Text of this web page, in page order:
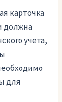
карточка
должна
учета,
для